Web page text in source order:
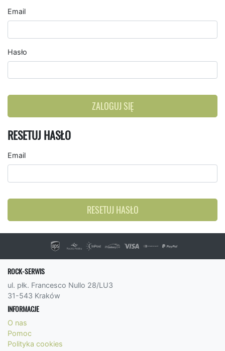
Email
Hasło
ZALOGUJ SIĘ
RESETUJ HASŁO
Email
RESETUJ HASŁO
ROCK-SERWIS
ul. płk. Francesco Nullo 28/LU3
31-543 Kraków
INFORMACJE
O nas
Pomoc
Polityka cookies